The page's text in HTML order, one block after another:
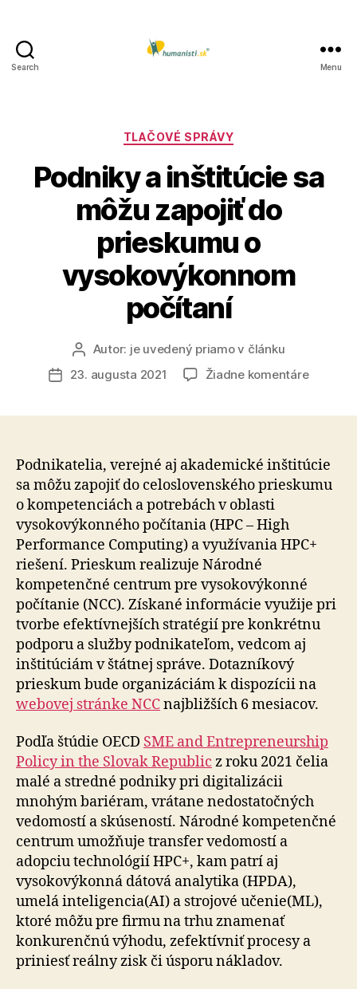
Search Menu
Kategórie
TLAČOVÉ SPRÁVY
Podniky a inštitúcie sa
môžu zapojiť do
prieskumu o
vysokovýkonnom
počítaní
Autor
článku
Autor: je uvedený priamo v článku
Dátum23. augusta 2021 Žiadne komentárena
môžu
zapojiť
Podnikatelia, verejné aj akademické inštitúcie
sa môžu zapojiť do celoslovenského prieskumu
o kompetenciách a potrebách v oblasti
vysokovýkonného počítania (HPC – High
Performance Computing) a využívania HPC+
riešení. Prieskum realizuje Národné
kompetenčné centrum pre vysokovýkonné
počítanie (NCC). Získané informácie využije pri
tvorbe efektívnejších stratégií pre konkrétnu
podporu a služby podnikateľom, vedcom aj
inštitúciám v štátnej správe. Dotazníkový
prieskum bude organizáciám k dispozícii na
webovej stránke NCCnajbližších 6 mesiacov.
Podľa štúdie OECD SME and Entrepreneurship
Policy in the Slovak Republic z roku 2021 čelia
malé a stredné podniky pri digitalizácii
mnohým bariéram, vrátane nedostatočných
vedomostí a skúseností. Národné kompetenčné
centrum umožňuje transfer vedomostí a
adopciu technológií HPC+, kam patrí aj
vysokovýkonná dátová analytika (HPDA),
umelá inteligencia(AI) a strojové učenie(ML),
ktoré môžu pre firmu na trhu znamenať
konkurenčnú výhodu, zefektívniť procesy a
priniesť reálny zisk či úsporu nákladov.